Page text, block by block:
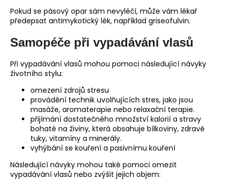
Pokud se pásový opar sám nevyléčí, může vám lékař
předepsat antimykotický lék, například griseofulvin.
Samopéče při vypadávání vlasů
Při vypadávání vlasů mohou pomoci následující návyky
životního stylu:
omezení zdrojů stresu
provádění technik uvolňujících stres, jako jsou
masáže, aromaterapie nebo relaxační terapie.
přijímání dostatečného množství kalorií a stravy
bohaté na živiny, která obsahuje bílkoviny, zdravé
tuky, vitamíny a minerály.
vyhýbání se kouření a pasivnímu kouření
Následující návyky mohou také pomoci omezit
vypadávání vlasů nebo zvýšit jejich objem: